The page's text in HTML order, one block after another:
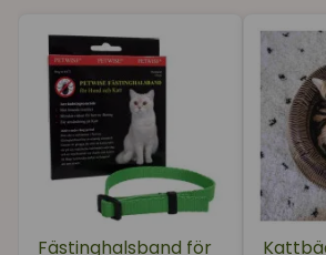
Susanne
för 2 år sedan
Har inte hunnit packa upp än!
Fästinghalsband för